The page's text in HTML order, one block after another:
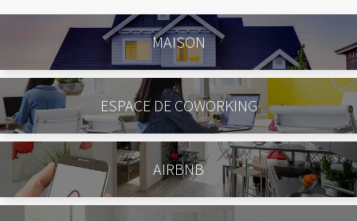
MAISON
ESPACE DE COWORKING
AIRBNB